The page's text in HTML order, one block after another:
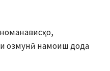
озмунӣ намоиш дода